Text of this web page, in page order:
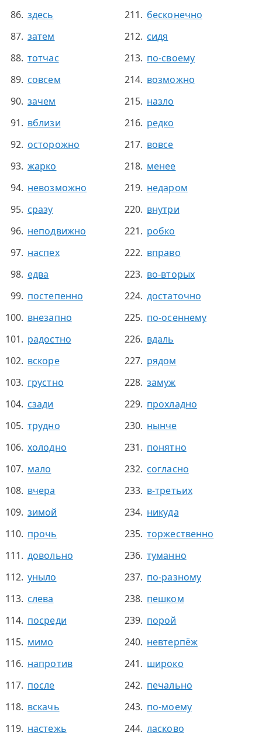
здесь
затем
тотчас
совсем
зачем
вблизи
осторожно
жарко
невозможно
сразу
неподвижно
наспех
едва
постепенно
внезапно
радостно
вскоре
грустно
сзади
трудно
холодно
мало
вчера
зимой
прочь
довольно
уныло
слева
посреди
мимо
напротив
после
вскачь
настежь
бесконечно
сидя
по-своему
возможно
назло
редко
вовсе
менее
недаром
внутри
робко
вправо
во-вторых
достаточно
по-осеннему
вдаль
рядом
замуж
прохладно
нынче
понятно
согласно
в-третьих
никуда
торжественно
туманно
по-разному
пешком
порой
невтерпёж
широко
печально
по-моему
ласково